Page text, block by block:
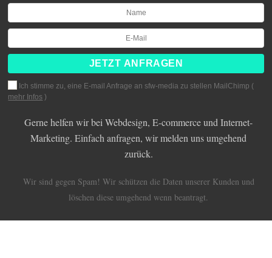
Ich stimme zu, eine E-mail Anfrage an sfw-media zu stellen MailChimp (
mehr Infos )
Gerne helfen wir bei Webdesign, E-commerce und Internet-
Marketing. Einfach anfragen, wir melden uns umgehend
zurück.
Wir sind gegen Spam! Wir schützen die Daten unserer Kunden und
löschen diese umgehend wenn beantragt.